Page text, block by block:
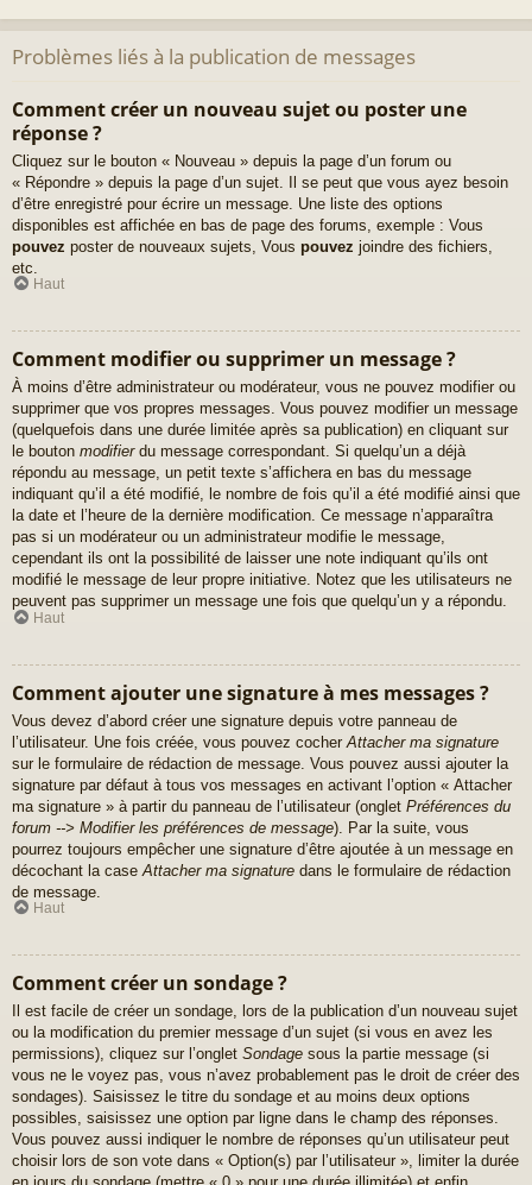
Problèmes liés à la publication de messages
Comment créer un nouveau sujet ou poster une
réponse ?
Cliquez sur le bouton « Nouveau » depuis la page d’un forum ou
« Répondre » depuis la page d’un sujet. Il se peut que vous ayez besoin
d’être enregistré pour écrire un message. Une liste des options
disponibles est affichée en bas de page des forums, exemple : Vous
pouvez poster de nouveaux sujets, Vous pouvez joindre des fichiers,
etc.
Haut
Comment modifier ou supprimer un message ?
À moins d’être administrateur ou modérateur, vous ne pouvez modifier ou
supprimer que vos propres messages. Vous pouvez modifier un message
(quelquefois dans une durée limitée après sa publication) en cliquant sur
le bouton modifierdu message correspondant. Si quelqu’un a déjà
répondu au message, un petit texte s’affichera en bas du message
indiquant qu’il a été modifié, le nombre de fois qu’il a été modifié ainsi que
la date et l’heure de la dernière modification. Ce message n’apparaîtra
pas si un modérateur ou un administrateur modifie le message,
cependant ils ont la possibilité de laisser une note indiquant qu’ils ont
modifié le message de leur propre initiative. Notez que les utilisateurs ne
peuvent pas supprimer un message une fois que quelqu’un y a répondu.
Haut
Comment ajouter une signature à mes messages ?
Vous devez d’abord créer une signature depuis votre panneau de
l’utilisateur. Une fois créée, vous pouvez cocher Attacher ma signature
sur le formulaire de rédaction de message. Vous pouvez aussi ajouter la
signature par défaut à tous vos messages en activant l’option « Attacher
ma signature » à partir du panneau de l’utilisateur (onglet Préférences du
forum --> Modifier les préférences de message). Par la suite, vous
pourrez toujours empêcher une signature d’être ajoutée à un message en
décochant la case Attacher ma signature dans le formulaire de rédaction
de message.
Haut
Comment créer un sondage ?
Il est facile de créer un sondage, lors de la publication d’un nouveau sujet
ou la modification du premier message d’un sujet (si vous en avez les
permissions), cliquez sur l’onglet Sondage sous la partie message (si
vous ne le voyez pas, vous n’avez probablement pas le droit de créer des
sondages). Saisissez le titre du sondage et au moins deux options
possibles, saisissez une option par ligne dans le champ des réponses.
Vous pouvez aussi indiquer le nombre de réponses qu’un utilisateur peut
choisir lors de son vote dans « Option(s) par l’utilisateur », limiter la durée